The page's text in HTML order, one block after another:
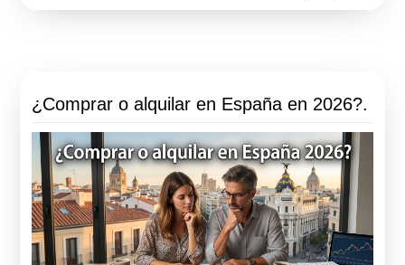
¿Comprar o alquilar en España en 2026?.